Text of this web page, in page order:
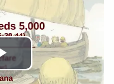
Lire